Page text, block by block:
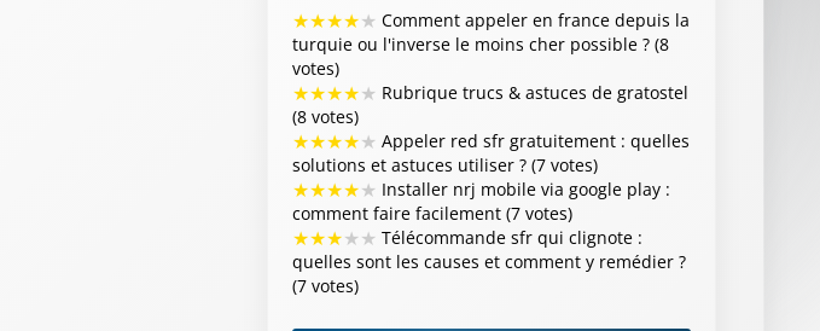
★★★★★ Comment appeler en france depuis la
turquie ou l'inverse le moins cher possible ? (8
votes)
★★★★★ Rubrique trucs & astuces de gratostel
(8 votes)
★★★★★ Appeler red sfr gratuitement : quelles
solutions et astuces utiliser ? (7 votes)
★★★★★ Installer nrj mobile via google play :
comment faire facilement (7 votes)
★★★★★ Télécommande sfr qui clignote :
quelles sont les causes et comment y remédier ?
(7 votes)